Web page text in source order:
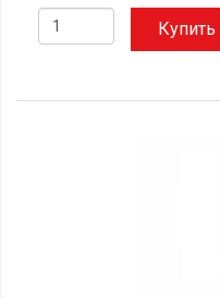
Купить